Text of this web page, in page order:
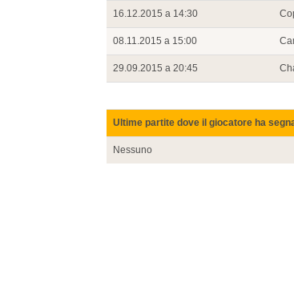
16.12.2015 a 14:30
08.11.2015 a 15:00
29.09.2015 a 20:45
Ultime partite dove il giocatore ha
Nessuno